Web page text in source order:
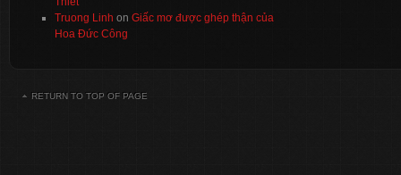
Truong Linh on Giấc mơ được ghép thận của
Hoa Đức Công
RETURN TO TOP OF PAGE